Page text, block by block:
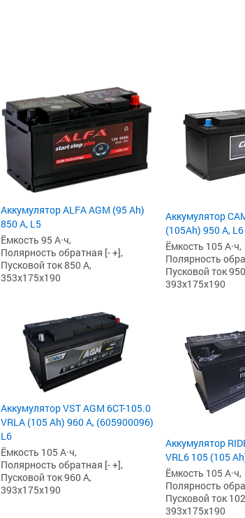
Аккумулятор ALFA AGM (95 Ah)
850 А, L5
Ёмкость 95 А·ч,
Полярность обратная [- +],
Пусковой ток 850 А,
353x175x190
Аккумулятор
(105Ah) 950 А, L6
Ёмкость 105 А·ч,
Полярность
Пусковой ток
393x175x190
Аккумулятор VST AGM 6СТ-105.0
VRLA (105 Ah) 960 А, (605900096)
L6
Ёмкость 105 А·ч,
Полярность обратная [- +],
Пусковой ток 960 А,
393x175x190
Аккумулятор
VRL6 105 (105
Ёмкость 105 А·ч,
Полярность
Пусковой ток
393x175x190